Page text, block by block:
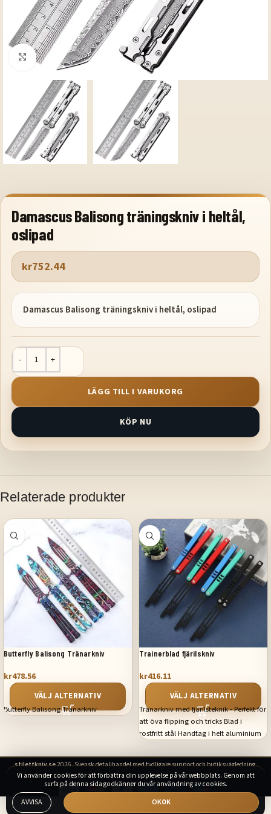
Klicka för att förstora
Damascus Balisong träningskniv i heltål,
oslipad
kr752.44
Damascus Balisong träningskniv i heltål, oslipad
LÄGG TILL I VARUKORG
KÖP NU
Relaterade produkter
Butterfly Balisong Tränarkniv
kr478.56
VÄLJ ALTERNATIV
Butterfly Balisong Tränarkniv
Trainerblad fjärilskniv
kr416.11
VÄLJ ALTERNATIV
Tränarkniv med fjärilsteknik - Perfekt för
att öva flipping och tricks Blad i
rostfritt stål Handtag i helt aluminium
stilettkniv.se2026. Svensk detaljhandel med tydligare support och butiksvägledning.
Vi använder cookies för att förbättra din upplevelse på vår webbplats. Genom att
surfa på denna sida godkänner du vår användning av cookies.
AVVISA
OK